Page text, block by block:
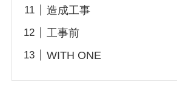
造成工事
工事前
WITH ONE